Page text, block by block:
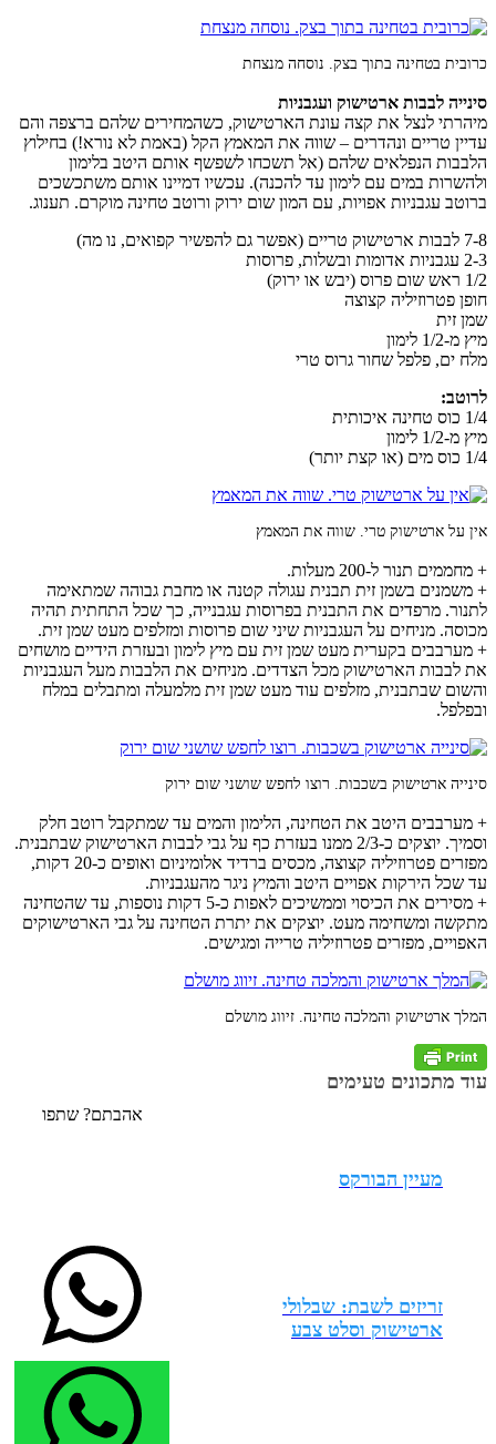
כרובית בטחינה בתוך בצק. נוסחה מנצחת
סינייה לבבות ארטישוק ועגבניות
מיהרתי לנצל את קצה עונת הארטישוק, כשהמחירים שלהם ברצפה והם
עדיין טריים ונהדרים – שווה את המאמץ הקל (באמת לא נורא!) בחילוץ
הלבבות הנפלאים שלהם (אל תשכחו לשפשף אותם היטב בלימון
ולהשרות במים עם לימון עד להכנה). עכשיו דמיינו אותם משתכשכים
ברוטב עגבניות אפויות, עם המון שום ירוק ורוטב טחינה מוקרם. תענוג.
7-8 לבבות ארטישוק טריים (אפשר גם להפשיר קפואים, נו מה)
2-3 עגבניות אדומות ובשלות, פרוסות
1/2 ראש שום פרוס (יבש או ירוק)
חופן פטרוזיליה קצוצה
שמן זית
מיץ מ-1/2 לימון
מלח ים, פלפל שחור גרוס טרי
לרוטב:
1/4 כוס טחינה איכותית
מיץ מ-1/2 לימון
1/4 כוס מים (או קצת יותר)
אין על ארטישוק טרי. שווה את המאמץ
+ מחממים תנור ל-200 מעלות.
+ משמנים בשמן זית תבנית עגולה קטנה או מחבת גבוהה שמתאימה
לתנור. מרפדים את התבנית בפרוסות עגבנייה, כך שכל התחתית תהיה
מכוסה. מניחים על העגבניות שיני שום פרוסות ומזלפים מעט שמן זית.
+ מערבבים בקערית מעט שמן זית עם מיץ לימון ובעזרת הידיים מושחים
את לבבות הארטישוק מכל הצדדים. מניחים את הלבבות מעל העגבניות
והשום שבתבנית, מזלפים עוד מעט שמן זית מלמעלה ומתבלים במלח
ובפלפל.
סינייה ארטישוק בשכבות. רוצו לחפש שושני שום ירוק
+ מערבבים היטב את הטחינה, הלימון והמים עד שמתקבל רוטב חלק
וסמיך. יוצקים כ-2/3 ממנו בעזרת כף על גבי לבבות הארטישוק שבתבנית.
מפזרים פטרוזיליה קצוצה, מכסים ברדיד אלומיניום ואופים כ-20 דקות,
עד שכל הירקות אפויים היטב והמיץ ניגר מהעגבניות.
+ מסירים את הכיסוי וממשיכים לאפות כ-5 דקות נוספות, עד שהטחינה
מתקשה ומשחימה מעט. יוצקים את יתרת הטחינה על גבי הארטישוקים
האפויים, מפזרים פטרוזיליה טרייה ומגישים.
המלך ארטישוק והמלכה טחינה. זיווג מושלם
עוד מתכונים טעימים
מעיין הבורקס
זריזים לשבת: שבלולי
ארטישוק וסלט צבע
אהבתם? שתפו